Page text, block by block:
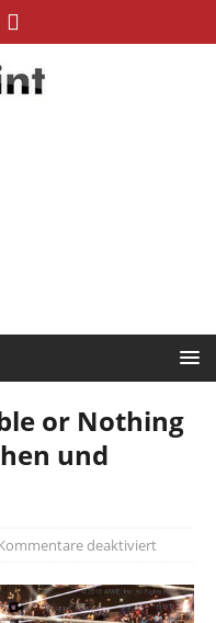
or Nothing
und
deaktiviert